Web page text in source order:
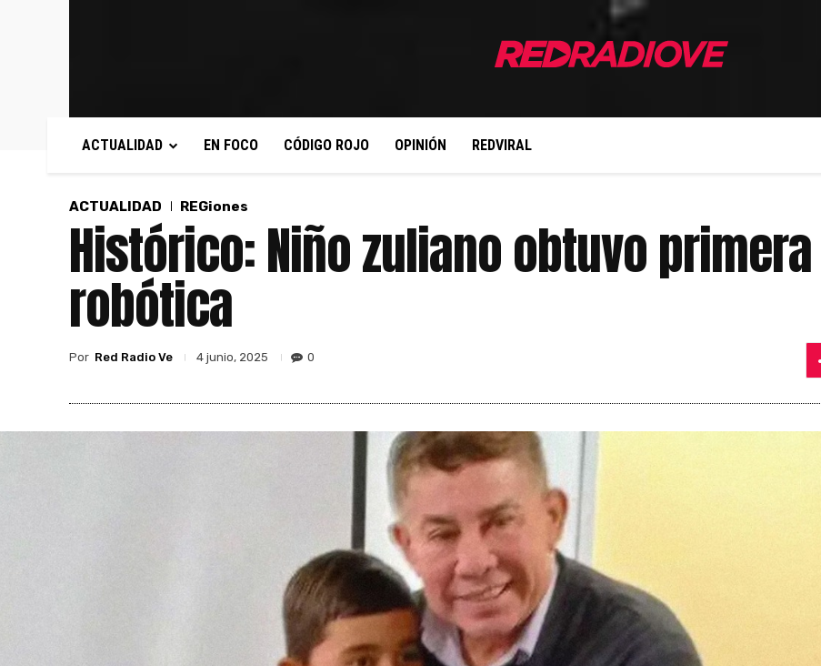
ACTUALIDAD EN FOCO CÓDIGO ROJO OPINIÓN REDVIRAL
ACTUALIDAD REGiones
Histórico: Niño zuliano obtuvo
robótica
Por Red Radio Ve 4 junio, 2025 0